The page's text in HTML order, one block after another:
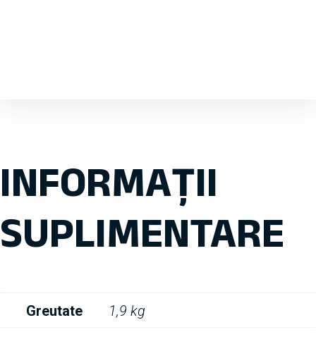
INFORMAȚII
SUPLIMENTARE
Greutate 1,9 kg